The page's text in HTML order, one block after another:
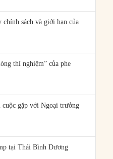
sách và giới hạn của
thí nghiệm” của phe
cuộc gặp với Ngoại trưởng
tại Thái Bình Dương